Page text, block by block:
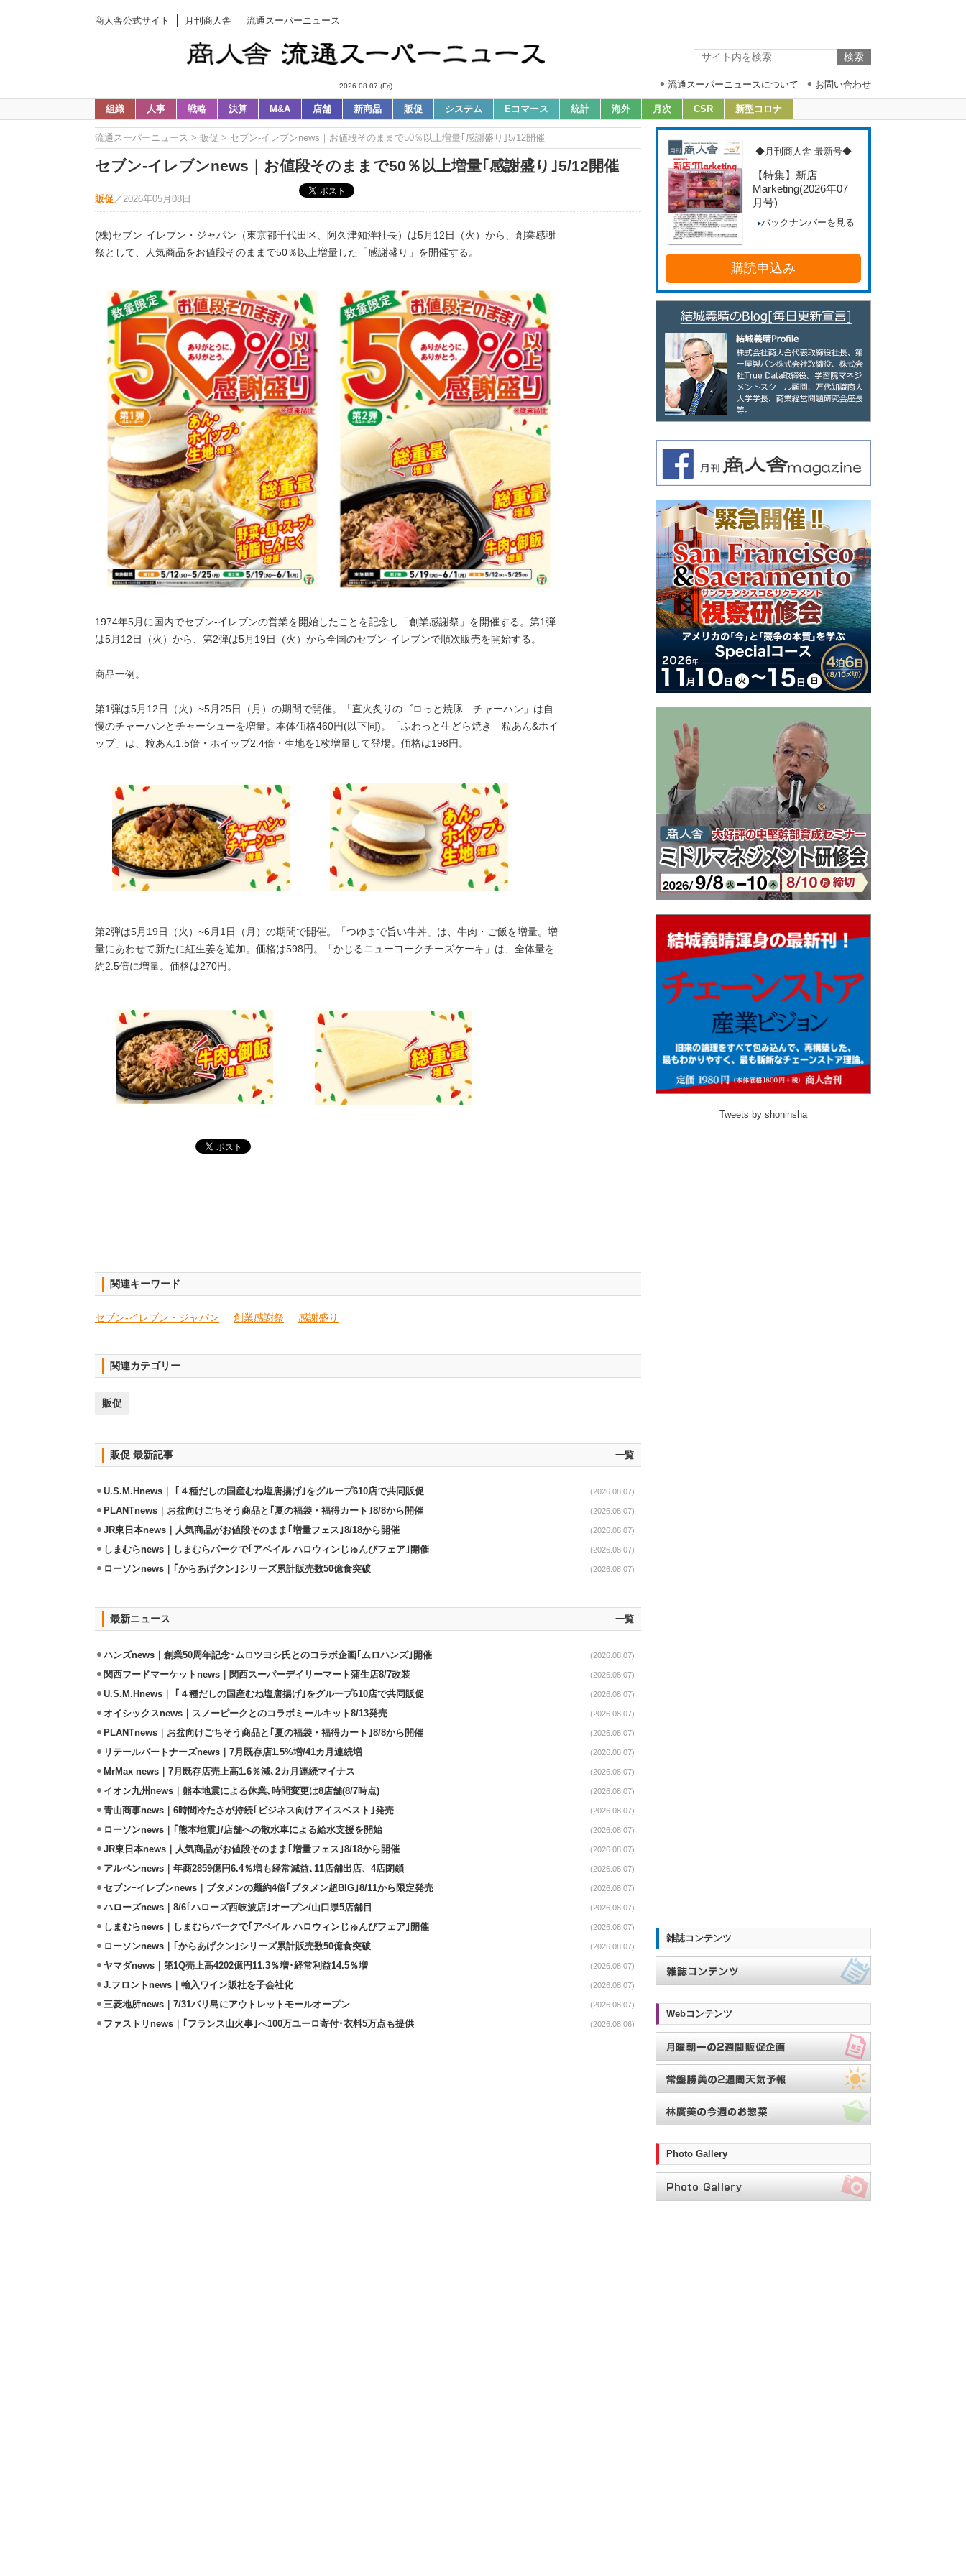
商人舎公式サイト 月刊商人舎 流通スーパーニュース
2026.08.07 (Fri) 流通スーパーニュースについて お問い合わせ
組織 人事 戦略 決算 M&A 店舗 新商品 販促 システム Eコマース 統計 海外 月次 CSR 新型コロナ
流通スーパーニュース > 販促 > セブン-イレブンnews｜お値段そのままで50％以上増量｢感謝盛り｣5/12開催
セブン-イレブンnews｜お値段そのままで50％以上増量｢感謝盛り｣5/12開催
販促 ／ 2026年05月08日
(株)セブン-イレブン・ジャパン（東京都千代田区、阿久津知洋社長）は5月12日（火）から、創業感謝
祭として、人気商品をお値段そのままで50％以上増量した「感謝盛り」を開催する。
1974年5月に国内でセブン‐イレブンの営業を開始したことを記念し「創業感謝祭」を開催する。第1弾
は5月12日（火）から、第2弾は5月19日（火）から全国のセブン‐イレブンで順次販売を開始する。
商品一例。
第1弾は5月12日（火）~5月25日（月）の期間で開催。「直火炙りのゴロっと焼豚 チャーハン」は自
慢のチャーハンとチャーシューを増量。本体価格460円(以下同)。「ふわっと生どら焼き 粒あん&ホイ
ップ」は、粒あん1.5倍・ホイップ2.4倍・生地を1枚増量して登場。価格は198円。
第2弾は5月19日（火）~6月1日（月）の期間で開催。「つゆまで旨い牛丼」は、牛肉・ご飯を増量。増
量にあわせて新たに紅生姜を追加。価格は598円。「かじるニューヨークチーズケーキ」は、全体量を
約2.5倍に増量。価格は270円。
関連キーワード
セブン-イレブン・ジャパン 創業感謝祭 感謝盛り
関連カテゴリー
販促
販促 最新記事 一覧
U.S.M.Hnews｜ ｢４種だしの国産むね塩唐揚げ｣をグループ610店で共同販促 (2026.08.07)
PLANTnews｜お盆向けごちそう商品と｢夏の福袋・福得カート｣8/8から開催 (2026.08.07)
JR東日本news｜人気商品がお値段そのまま｢増量フェス｣8/18から開催 (2026.08.07)
しまむらnews｜しまむらパークで｢アベイル ハロウィンじゅんびフェア｣開催 (2026.08.07)
ローソンnews｜｢からあげクン｣シリーズ累計販売数50億食突破 (2026.08.07)
最新ニュース 一覧
ハンズnews｜創業50周年記念･ムロツヨシ氏とのコラボ企画｢ムロハンズ｣開催 (2026.08.07)
関西フードマーケットnews｜関西スーパーデイリーマート蒲生店8/7改装 (2026.08.07)
U.S.M.Hnews｜ ｢４種だしの国産むね塩唐揚げ｣をグループ610店で共同販促 (2026.08.07)
オイシックスnews｜スノーピークとのコラボミールキット8/13発売 (2026.08.07)
PLANTnews｜お盆向けごちそう商品と｢夏の福袋・福得カート｣8/8から開催 (2026.08.07)
リテールパートナーズnews｜7月既存店1.5%増/41カ月連続増 (2026.08.07)
MrMax news｜7月既存店売上高1.6％減､2カ月連続マイナス (2026.08.07)
イオン九州news｜熊本地震による休業､時間変更は8店舗(8/7時点) (2026.08.07)
青山商事news｜6時間冷たさが持続｢ビジネス向けアイスベスト｣発売 (2026.08.07)
ローソンnews｜｢熊本地震｣/店舗への散水車による給水支援を開始 (2026.08.07)
JR東日本news｜人気商品がお値段そのまま｢増量フェス｣8/18から開催 (2026.08.07)
アルペンnews｜年商2859億円6.4％増も経常減益､11店舗出店、4店閉鎖 (2026.08.07)
セブンｰイレブンnews｜ブタメンの麺約4倍｢ブタメン超BIG｣8/11から限定発売 (2026.08.07)
ハローズnews｜8/6｢ハローズ西岐波店｣オープン/山口県5店舗目 (2026.08.07)
しまむらnews｜しまむらパークで｢アベイル ハロウィンじゅんびフェア｣開催 (2026.08.07)
ローソンnews｜｢からあげクン｣シリーズ累計販売数50億食突破 (2026.08.07)
ヤマダnews｜第1Q売上高4202億円11.3％増･経常利益14.5％増 (2026.08.07)
J.フロントnews｜輸入ワイン販社を子会社化 (2026.08.07)
三菱地所news｜7/31バリ島にアウトレットモールオープン (2026.08.07)
ファストリnews｜｢フランス山火事｣へ100万ユーロ寄付･衣料5万点も提供 (2026.08.06)
◆月刊商人舎 最新号◆
【特集】新店
Marketing(2026年07
月号)
バックナンバーを見る
購読申込み
Tweets by shoninsha
雑誌コンテンツ
Webコンテンツ
Photo Gallery